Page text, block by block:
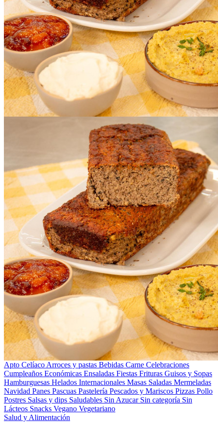
Apto Celíaco Arroces y pastas Bebidas Carne Celebraciones
Cumpleaños Económicas Ensaladas Fiestas Frituras Guisos y Sopas
Hamburguesas Helados Internacionales Masas Saladas Mermeladas
Navidad Panes Pascuas Pastelería Pescados y Mariscos Pizzas Pollo
Postres Salsas y dips Saludables Sin Azucar Sin categoría Sin
Lácteos Snacks Vegano Vegetariano
Salud y Alimentación